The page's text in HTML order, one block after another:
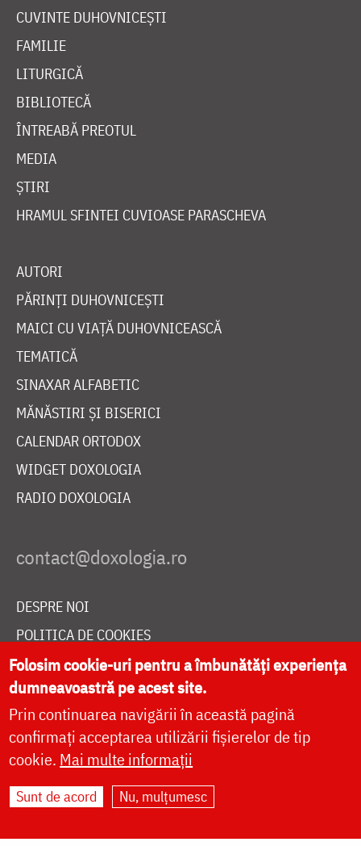
CUVINTE DUHOVNICEȘTI
FAMILIE
LITURGICĂ
BIBLIOTECĂ
ÎNTREABĂ PREOTUL
MEDIA
ȘTIRI
HRAMUL SFINTEI CUVIOASE PARASCHEVA
AUTORI
PĂRINȚI DUHOVNICEȘTI
MAICI CU VIAȚĂ DUHOVNICEASCĂ
TEMATICĂ
SINAXAR ALFABETIC
MĂNĂSTIRI ȘI BISERICI
CALENDAR ORTODOX
WIDGET DOXOLOGIA
RADIO DOXOLOGIA
DESPRE NOI
POLITICA DE COOKIES
DONEAZĂ ONLINE PENTRU CATEDRALA NAȚIONALĂ
LIVE
Site dezvoltat deDOXOLOGIA MEDIA
Folosim cookie-uri pentru a îmbunătăți experiența
dumneavoastră pe acest site.
Prin continuarea navigării în această pagină
confirmați acceptarea utilizării fișierelor de tip
cookie. Mai multe informații
Sunt de acord Nu, mulțumesc